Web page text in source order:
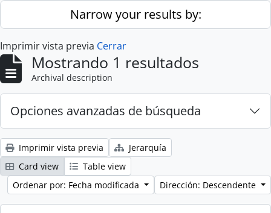
Skip to main contentNarrow your results by:
Imprimir vista previa Cerrar
Mostrando 1 resultados
Archival description
Opciones avanzadas de búsqueda
Imprimir vista previa
Jerarquía
Card view
Table view
Ordenar por: Fecha modificada
Dirección: Descendente